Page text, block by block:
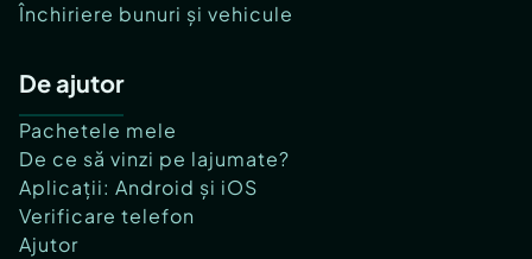
Închiriere bunuri și vehicule
De ajutor
Pachetele mele
De ce să vinzi pe lajumate?
Aplicații: Android și iOS
Verificare telefon
Ajutor